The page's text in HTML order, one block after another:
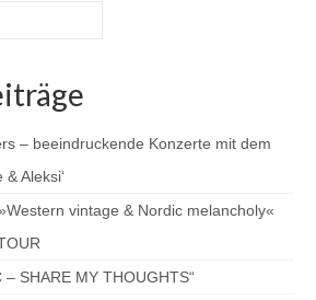
– beeindruckende Konzerte mit dem
& Aleksi‘
»Western vintage & Nordic melancholy«
– SHARE MY THOUGHTS“